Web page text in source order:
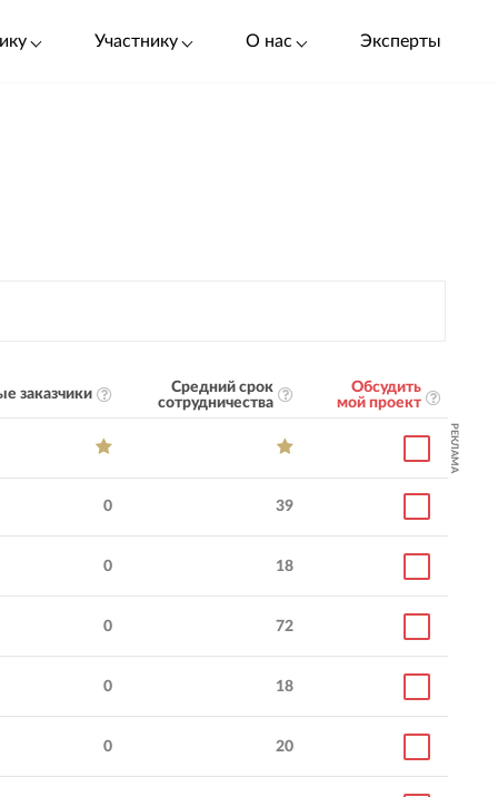
Участнику О нас Эксперты
заказчики
Средний срок
сотрудничества
Обсудить
мой проект
РЕКЛАМА
0 39
0 18
0 72
0 18
0 20